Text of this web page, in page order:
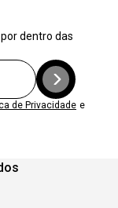
dentro das
de Privacidade e